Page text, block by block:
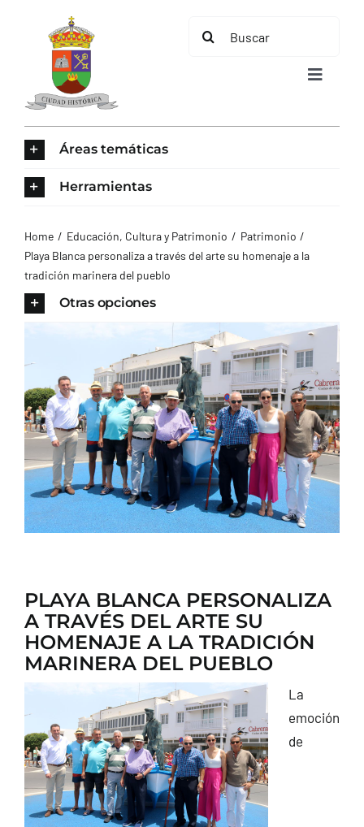
contenido
Buscar:
Toggle
AYUNTAMIENTO
CONTACTO
Áreas temáticas
Herramientas
Home Educación, Cultura y Patrimonio
Patrimonio
Playa Blanca personaliza a través del arte su homenaje a la
tradición marinera del pueblo
Otras opciones
PLAYA BLANCA PERSONALIZA
A TRAVÉS DEL ARTE SU
HOMENAJE A LA TRADICIÓN
MARINERA DEL PUEBLO
La
emoción
de